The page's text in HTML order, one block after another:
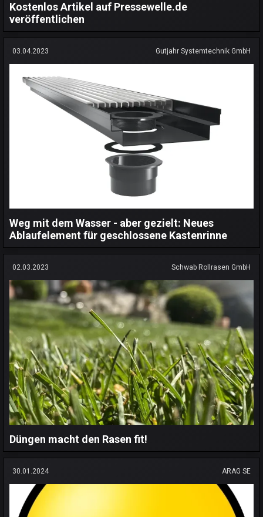
Kostenlos Artikel auf Pressewelle.de
veröffentlichen
03.04.2023 Gutjahr Systemtechnik GmbH
Weg mit dem Wasser - aber gezielt: Neues
Ablaufelement für geschlossene Kastenrinne
02.03.2023 Schwab Rollrasen GmbH
Düngen macht den Rasen fit!
30.01.2024 ARAG SE